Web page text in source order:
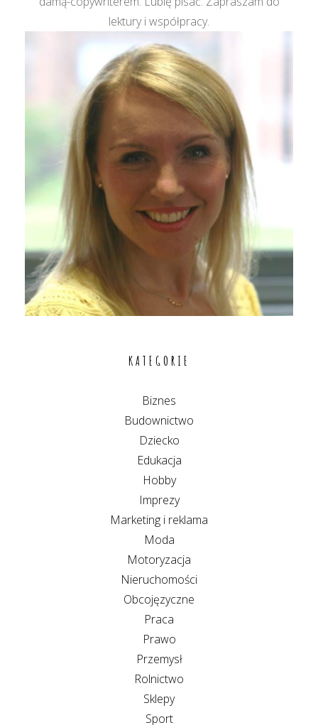
lektury i współpracy.
KATEGORIE
Biznes
Budownictwo
Dziecko
Edukacja
Hobby
Imprezy
Marketing i reklama
Moda
Motoryzacja
Nieruchomości
Obcojęzyczne
Praca
Prawo
Przemysł
Rolnictwo
Sklepy
Sport